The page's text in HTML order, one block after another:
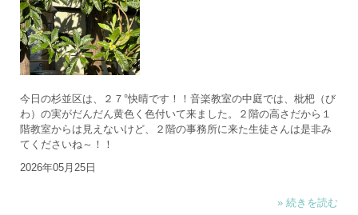
今日の杉並区は、２７°快晴です！！音楽教室の中庭では、枇杷（び
わ）の実がだんだん黄色く色付いて来ました。２階の高さだから１
階教室からは見えないけど、２階の事務所に来た生徒さんは是非み
てくださいね～！！
2026年05月25日
» 続きを読む